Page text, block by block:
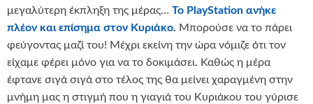
μεγαλύτερη έκπληξη της μέρας… Το PlayStation ανήκε
πλέον και επίσημα στον Κυριάκο. Μπορούσε να το πάρει
φεύγοντας μαζί του! Μέχρι εκείνη την ώρα νόμιζε ότι τον
είχαμε φέρει μόνο για να το δοκιμάσει. Καθώς η μέρα
έφτανε σιγά σιγά στο τέλος της θα μείνει χαραγμένη στην
μνήμη μας η στιγμή που η γιαγιά του Κυριάκου του γύρισε